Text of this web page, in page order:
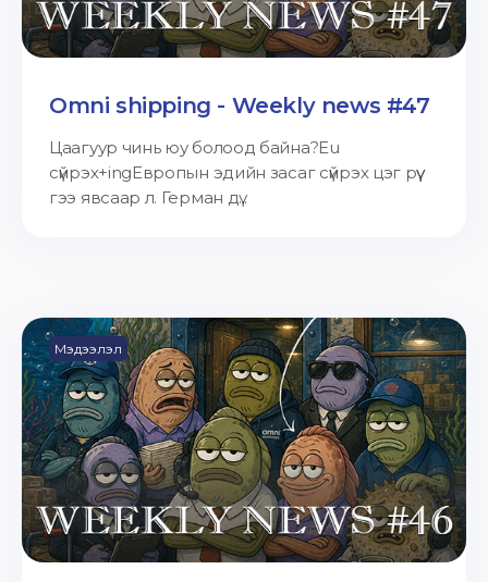
Omni shipping - Weekly news #47
Цаагуур чинь юу болоод байна?Eu
сүйрэх+ingЕвропын эдийн засаг сүйрэх цэг рүү
гээ явсаар л. Герман дү...
Мэдээлэл